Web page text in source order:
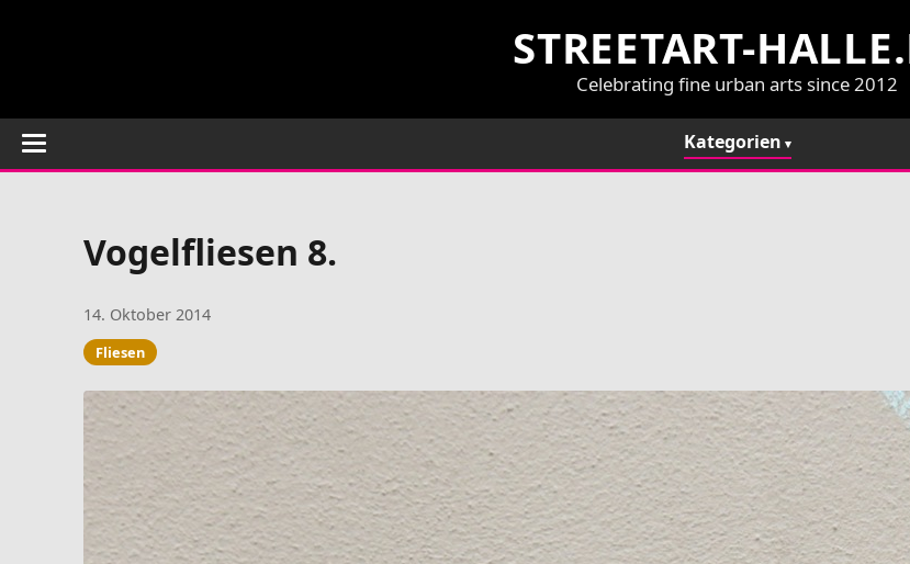
STREETART-
Celebrating fine urban arts since 2012
Kategorien
Vogelfliesen 8.
14. Oktober 2014
Fliesen